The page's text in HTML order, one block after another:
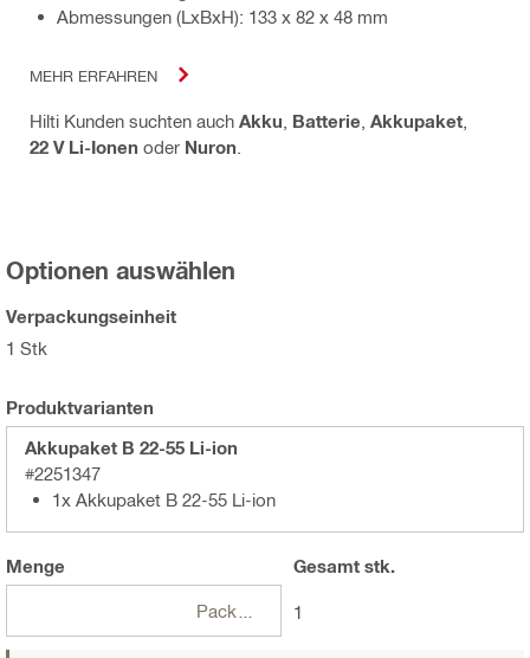
Abmessungen (LxBxH): 133 x 82 x 48 mm
MEHR ERFAHREN
Hilti Kunden suchten auch Akku Batterie Akkupaket
22 V Li-Ionen oder Nuron
Optionen auswählen
Verpackungseinheit
1 Stk
Produktvarianten
Akkupaket B 22-55 Li-ion
#2251347
1x Akkupaket B 22-55 Li-ion
Menge
Packungen
Gesamtstk.
1